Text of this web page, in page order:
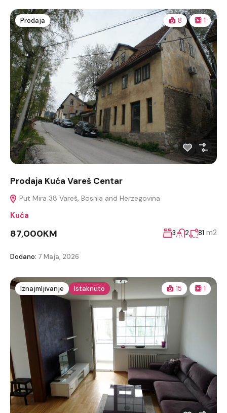
Prodaja 8 1
Prodaja Kuća Vareš Centar
Put Mira 38 Vareš, Bosnia and Herzegovina
Kuća
87,000KM 3 2 81 m2
Dodano: 7 Maja, 2026
Iznajmljivanje Istaknuto 15 1